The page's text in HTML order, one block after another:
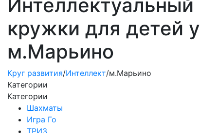
Интеллектуальный
кружки для детей у
м.Марьино
Круг развития/Интеллект/м.Марьино
Категории
Категории
Шахматы
Игра Го
ТРИЗ